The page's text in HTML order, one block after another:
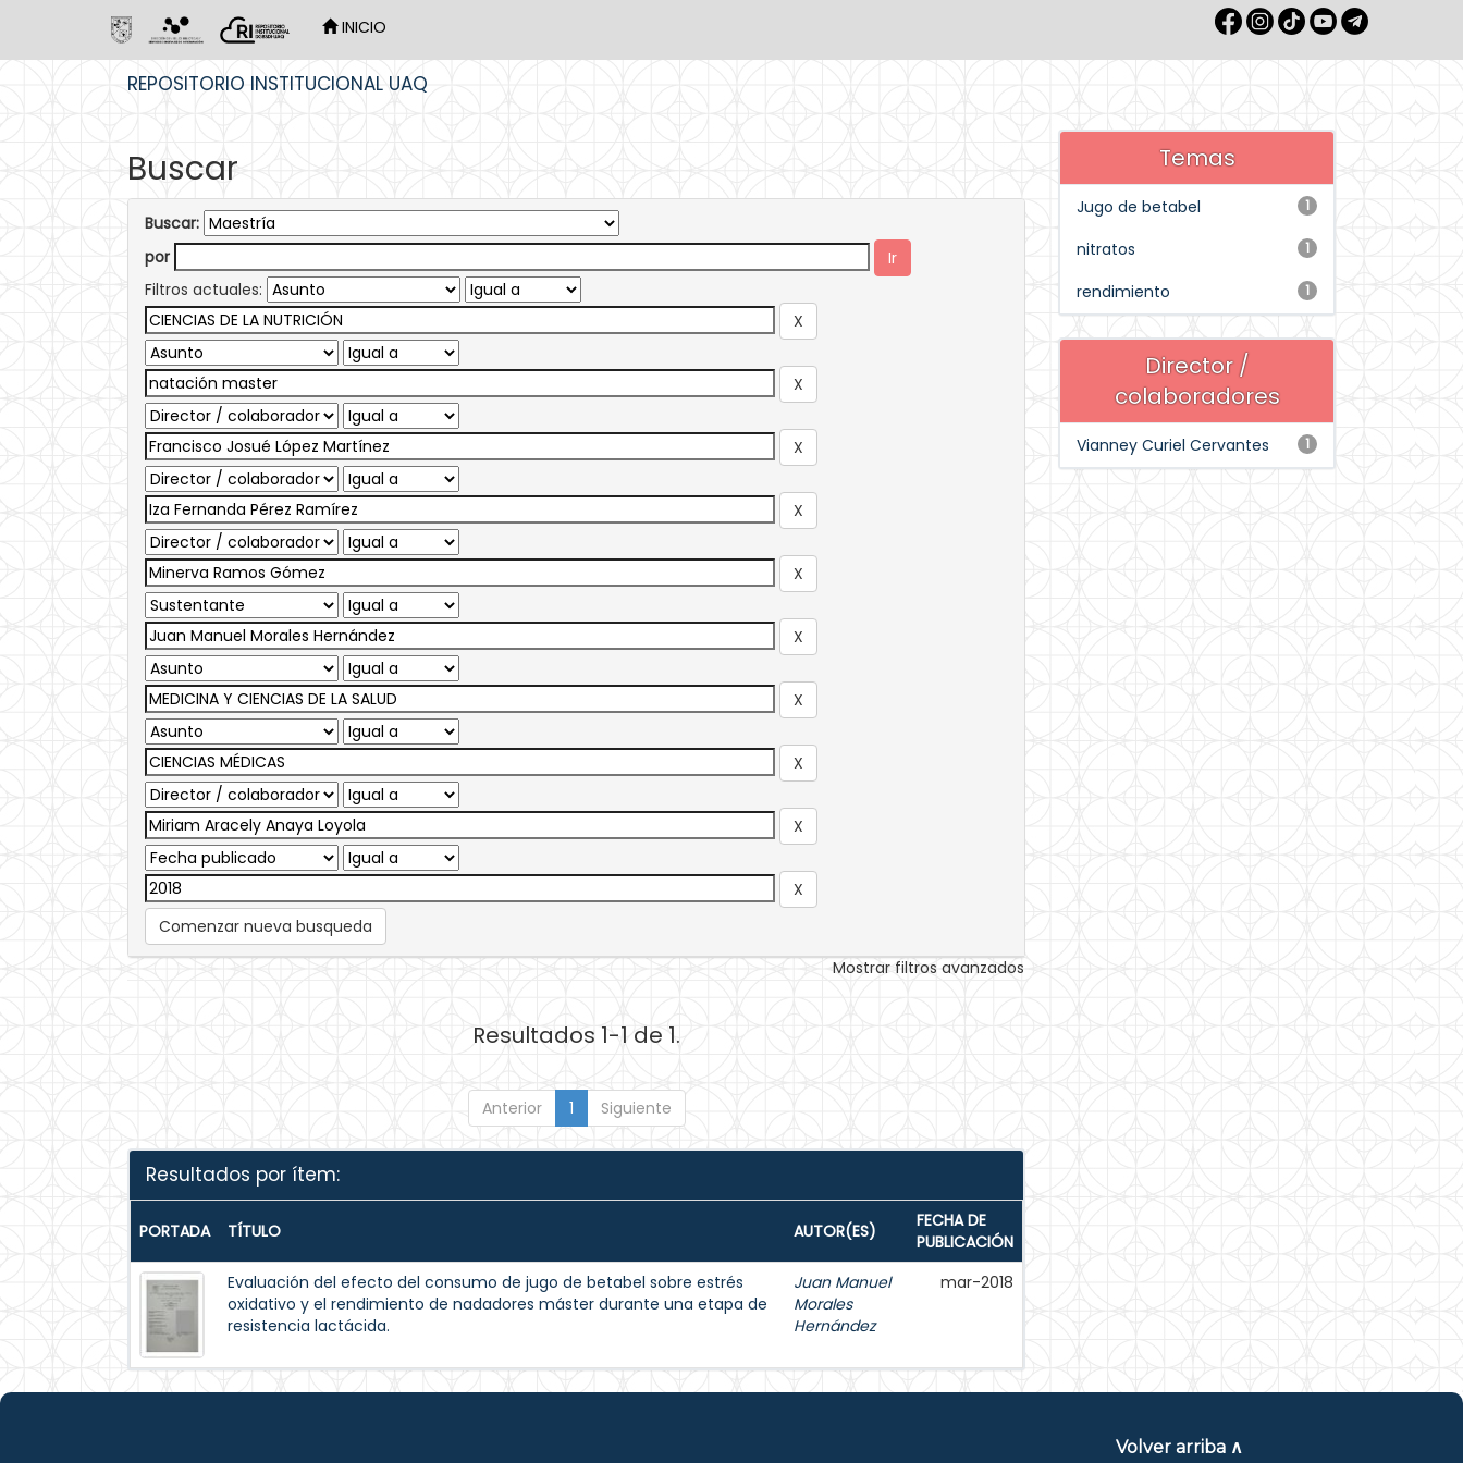
INICIO
REPOSITORIO INSTITUCIONAL UAQ
Buscar
Buscar:
por
Filtros actuales:
Comenzar nueva busqueda
Mostrar filtros avanzados
Resultados 1-1 de 1.
Anterior 1 Siguiente
Resultados por ítem:
PORTADA TÍTULO AUTOR(ES)
FECHA DE
PUBLICACIÓN
Evaluación del efecto del consumo de jugo de betabel sobre estrés
oxidativo y el rendimiento de nadadores máster durante una etapa de
resistencia lactácida.
Juan Manuel
Morales
Hernández
mar-2018
Temas
1
Jugo de betabel
1
nitratos
1
rendimiento
Director /
colaboradores
1
Vianney Curiel Cervantes
Volver arriba ∧